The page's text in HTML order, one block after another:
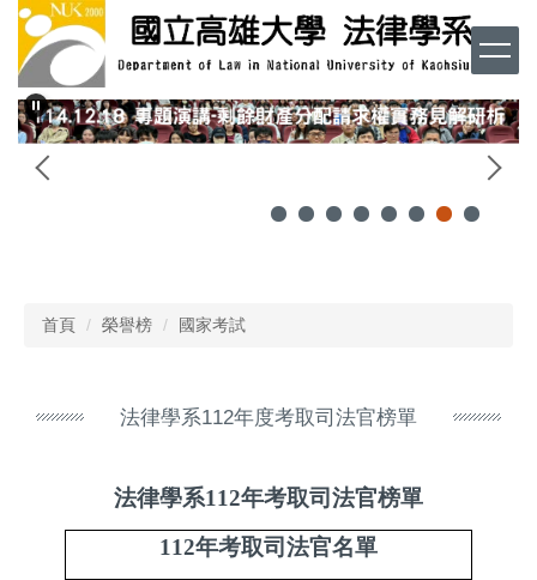
跳
主
要
內
容
首頁 榮譽榜 國家考試
法律學系112年度考取司法官榜單
法律學系112年考取司法官榜單
112年考取司法官名單